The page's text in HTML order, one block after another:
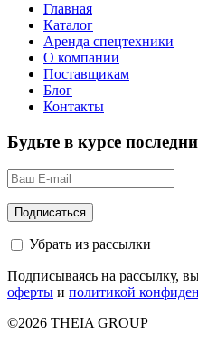
Главная
Каталог
Аренда спецтехники
О компании
Поставщикам
Блог
Контакты
Будьте в курсе
Убрать из рассылки
Подписываясь на рассылку,
оферты и политикой
©2026 THEIA GROUP